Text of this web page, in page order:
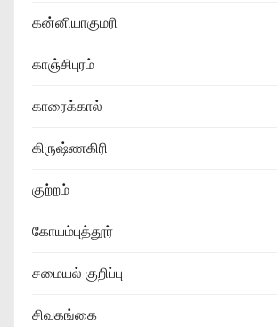
கன்னியாகுமரி
காஞ்சிபுரம்
காரைக்கால்
கிருஷ்ணகிரி
குற்றம்
கோயம்புத்தூர்
சமையல் குறிப்பு
சிவகங்கை